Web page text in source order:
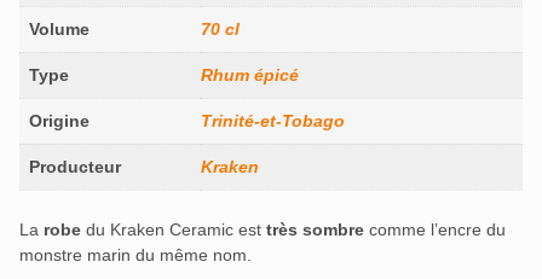
Volume 70 cl
Type Rhum épicé
Origine Trinité-et-Tobago
Producteur Kraken
La robe du Kraken Ceramic est très sombre comme l’encre du
monstre marin du même nom.